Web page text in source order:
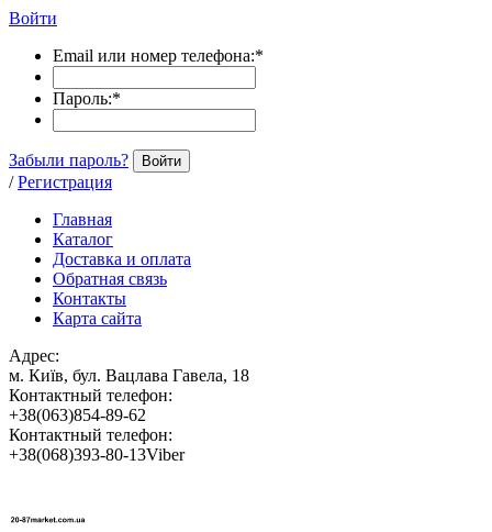
Войти
Email или номер телефона:*
Пароль:*
Забыли пароль? Войти
/ Регистрация
Главная
Каталог
Доставка и оплата
Обратная связь
Контакты
Карта сайта
Адрес:
м. Київ, бул. Вацлава Гавела, 18
Контактный телефон:
+38(063)854-89-62
Контактный телефон:
+38(068)393-80-13Viber